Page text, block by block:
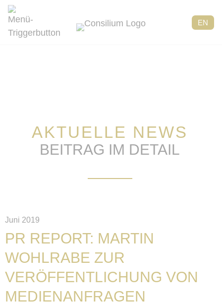
EN
AKTUELLE NEWS
BEITRAG IM DETAIL
Juni 2019
PR REPORT: MARTIN
WOHLRABE ZUR
VERÖFFENTLICHUNG VON
MEDIENANFRAGEN